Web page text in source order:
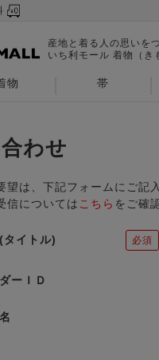
産地と着る人の思いを
いち利モール 着物（き
物 帯
わせ
望は、下記フォームにご記
信については こちら をご確
タイトル)
ーＩＤ